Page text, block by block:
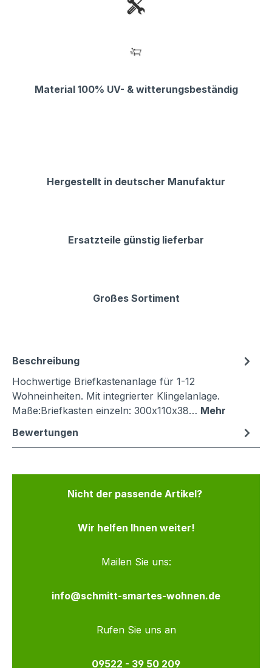
Material 100% UV- & witterungsbeständig
Hergestellt in deutscher Manufaktur
Ersatzteile günstig lieferbar
Großes Sortiment
Beschreibung
Hochwertige Briefkastenanlage für 1-12
Wohneinheiten. Mit integrierter Klingelanlage.
Maße:Briefkasten einzeln: 300x110x38… Mehr
Bewertungen
Nicht der passende Artikel?
Wir helfen Ihnen weiter!
Mailen Sie uns:
info@schmitt-smartes-wohnen.de
Rufen Sie uns an
09522 - 39 50 209